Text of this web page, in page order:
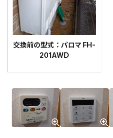
交換前の型式：パロマ FH-
201AWD